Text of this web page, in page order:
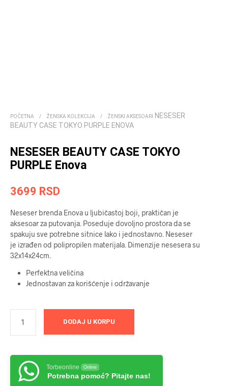
POČETNA / ŽENSKA KOLEKCIJA / ŽENSKI AKSESOARI
NESESER
BEAUTY CASE TOKYO PURPLE ENOVA
NESESER BEAUTY CASE TOKYO
PURPLE Enova
3699 RSD
Neseser brenda Enova u ljubičastoj boji, praktičan je
aksesoar za putovanja. Poseduje dovoljno prostora da se
spakuju sve potrebne sitnice lako i jednostavno. Neseser
je izrađen od polipropilen materijala. Dimenzije nesesera su
32x14x24cm.
Perfektna veličina
Jednostavan za korišćenje i održavanje
DODAJ U KORPU
Torbeonline Online
Potrebna pomoć? Pitajte nas!